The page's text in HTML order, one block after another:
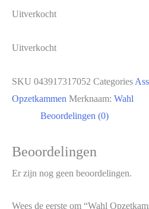
Uitverkocht
Uitverkocht
SKU 043917317052 Categories
Opzetkammen Merknaam: Wahl
Beoordelingen (0)
Beoordelingen
Er zijn nog geen beoordelingen.
Wees de eerste om “Wahl